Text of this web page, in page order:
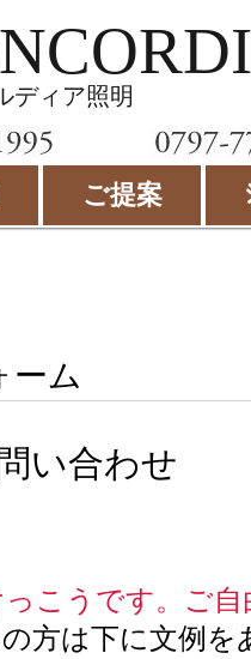
ディア照明
ご提案
ーム
い合わせ
こうです。ご
の方は下に文例